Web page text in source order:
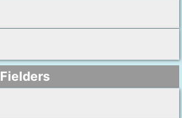
Fielders